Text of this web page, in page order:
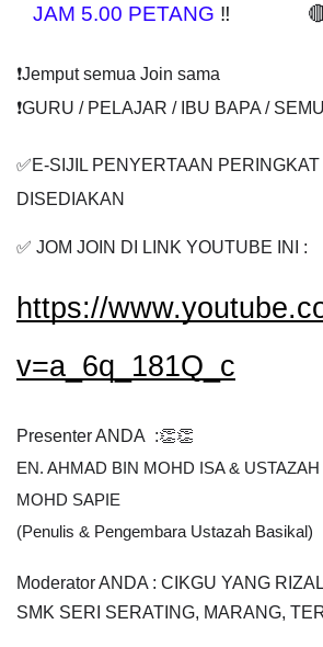
JAM 5.00 PETANG ‼️
❗️Jemput semua Join sama
❗️GURU / PELAJAR / IBU BAPA /
✅E-SIJIL PENYERTAAN
DISEDIAKAN
✅ JOM JOIN DI LINK YOUTUBE INI :
https://
v=a_6q_181Q_c
Presenter ANDA  :👏👏
EN. AHMAD BIN MOHD ISA &
MOHD SAPIE
(Penulis & Pengembara Ustazah Basikal)
Moderator ANDA : CIKGU YANG RIZAL
SMK SERI SERATING, MARANG,